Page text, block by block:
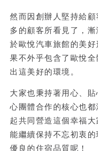
然而因創辦人堅持給
多的顧客所看見了，
於 歐悅汽車旅館的美
果不外乎包含了歐悅
出這美好的環境。
大家也秉持著用心、
心團體合作的核心也
起共同營造這個幸福
能繼續保持不忘初衷
優良的住宿品質呢！